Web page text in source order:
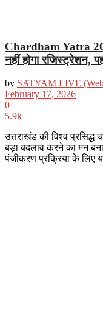
Chardham Yatra
नहीं होगा रजिस्ट्रेशन,
by SATYAM LIVE
February 17, 2026
0
5.9k
उत्तराखंड की विश्व
बड़ा बदलाव करने का मन
पंजीकरण प्रक्रिया के लिए